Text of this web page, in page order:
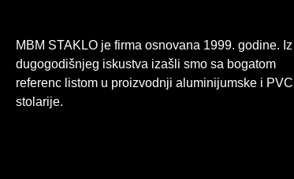
MBM STAKLO je firma osnovana 1999. godine. Iz
dugogodišnjeg iskustva izašli smo sa bogatom
referenc listom u proizvodnji aluminijumske i PVC
stolarije.